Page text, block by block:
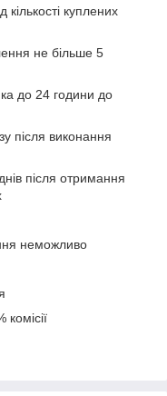
кількості куплених
не більше 5
до 24 години до
після виконання
після отримання
неможливо